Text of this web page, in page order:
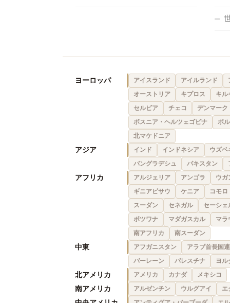
ヨーロッパ アイスランド アイルランド
オーストリア
キプロス
キル
セルビア
チェコ
デンマーク
ボスニア・ヘルツェゴビナ
ポ
北マケドニア
アジア インド インドネシア
ウズベ
バングラデシュ
パキスタン
アフリカ アルジェリア アンゴラ
ウガ
ギニアビサウ
ケニア
コモロ
スーダン
セネガル
セーシェ
ボツワナ
マダガスカル
マラ
南アフリカ
南スーダン
中東 アフガニスタン
アラブ首長国
バーレーン
パレスチナ ヨル
北アメリカ アメリカ カナダ メキシコ
南アメリカ アルゼンチン ウルグアイ エ